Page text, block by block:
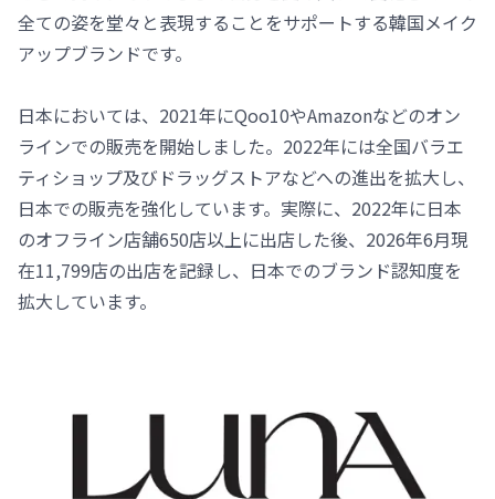
全ての姿を堂々と表現することをサポートする韓国メイク
アップブランドです。
日本においては、2021年にQoo10やAmazonなどのオン
ラインでの販売を開始しました。2022年には全国バラエ
ティショップ及びドラッグストアなどへの進出を拡大し、
日本での販売を強化しています。実際に、2022年に日本
のオフライン店舗650店以上に出店した後、2026年6月現
在11,799店の出店を記録し、日本でのブランド認知度を
拡大しています。